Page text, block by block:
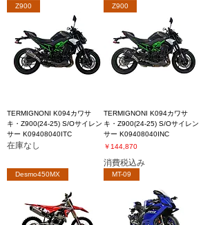
Z900
TERMIGNONI K094カワサ
キ・Z900(24-25) S/Oサイレン
サー K09408040ITC
在庫なし
Z900
TERMIGNONI K094カワサ
キ・Z900(24-25) S/Oサイレン
サー K09408040INC
価格
￥144,870
消費税込み
Desmo450MX MT-09